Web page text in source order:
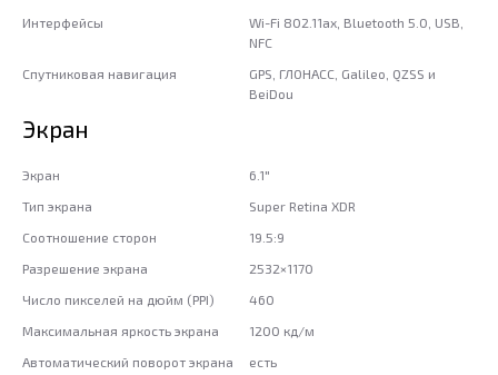
Интерфейсы
Wi-Fi 802.11ax, Bluetooth 5.0, USB,
NFC
Спутниковая навигация
GPS, ГЛОНАСС, Galileo, QZSS и
BeiDou
Экран
Экран
6.1"
Тип экрана
Super Retina XDR
Соотношение сторон
19.5:9
Разрешение экрана
2532×1170
Число пикселей на дюйм (PPI)
460
Максимальная яркость экрана
1200 кд/м
Автоматический поворот экрана
есть